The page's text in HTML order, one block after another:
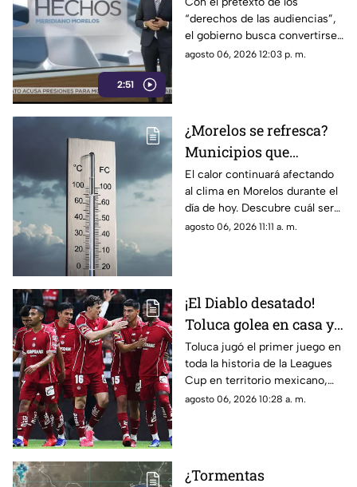
2:51
mentiras oficiales del
gobierno?
“derechos de las audiencias”,
el gobierno busca convertirse
en el árbitro supremo de la
agosto 06, 2026 12:03 p. m.
¿Morelos se refresca?
Municipios que
presentarán
disminución en su
temperatura máxima
HOY
El calor continuará afectando
al clima en Morelos durante el
día de hoy. Descubre cuál será
la temperatura máxima hoy
agosto 06, 2026 11:11 a. m.
¡El Diablo desatado!
Toluca golea en casa y
Chivas pierde en
penales en la Jornada 1
de la Leagues Cup 2026
Toluca jugó el primer juego en
toda la historia de la Leagues
Cup en territorio mexicano,
donde ganó contra Seattle
agosto 06, 2026 10:28 a. m.
¿Tormentas